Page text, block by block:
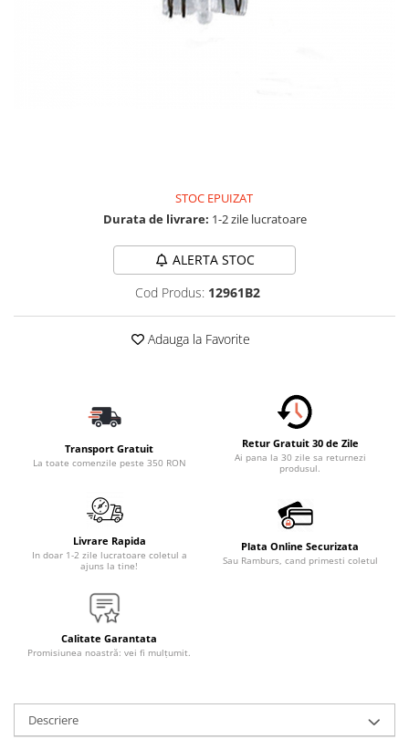
STOC EPUIZAT
Durata de livrare: 1-2 zile lucratoare
ALERTA STOC
Cod Produs: 12961B2
Adauga la Favorite
Transport Gratuit
La toate comenzile peste 350 RON
Retur Gratuit 30 de Zile
Ai pana la 30 zile sa returnezi
produsul.
Livrare Rapida
In doar 1-2 zile lucratoare coletul a
ajuns la tine!
Plata Online Securizata
Sau Ramburs, cand primesti coletul
Calitate Garantata
Promisiunea noastră: vei fi mulțumit.
Descriere